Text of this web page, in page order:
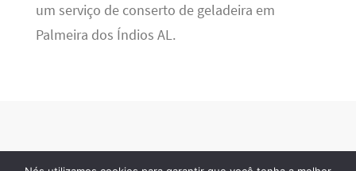
um serviço de conserto de geladeira em
Palmeira dos Índios AL.